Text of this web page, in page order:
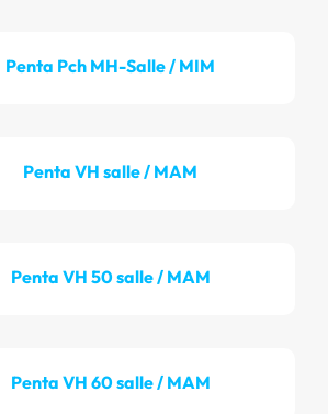
Penta Pch MH-Salle / MIM
Penta VH salle / MAM
Penta VH 50 salle / MAM
Penta VH 60 salle / MAM